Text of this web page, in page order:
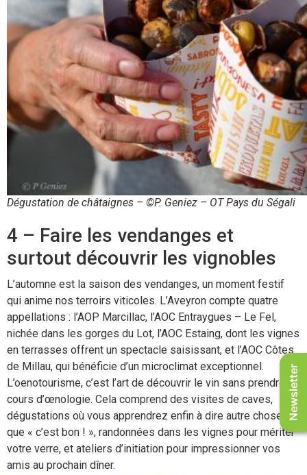
Dégustation de châtaignes – ©P. Geniez – OT Pays du Ségali
4 – Faire les vendanges et
surtout découvrir les vignobles
L’automne est la saison des vendanges, un moment festif
qui anime nos terroirs viticoles. L’Aveyron compte quatre
appellations : l’AOP Marcillac, l’AOC Entraygues – Le Fel,
nichée dans les gorges du Lot, l’AOC Estaing, dont les vignes
en terrasses offrent un spectacle saisissant, et l’AOC Côtes
de Millau, qui bénéficie d’un microclimat exceptionnel.
L’oenotourisme, c’est l’art de découvrir le vin sans prendre de
cours d’œnologie. Cela comprend des visites de caves,
dégustations où vous apprendrez enfin à dire autre chose
que « c’est bon ! », randonnées dans les vignes pour mériter
votre verre, et ateliers d’initiation pour impressionner vos
amis au prochain dîner.
Newsletter